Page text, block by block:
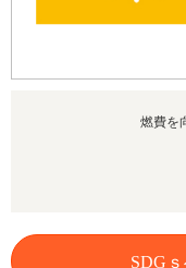
燃費を
SDG